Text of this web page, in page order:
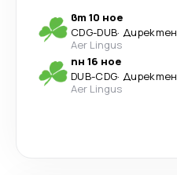
вт 10 ное
CDG-DUB· Директен
Aer Lingus
пн 16 ное
DUB-CDG· Директен
Aer Lingus